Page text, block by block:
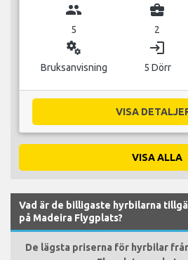
group
5
business_center
2
miscellaneous_services
Bruksanvisning
login
5 Dörr
VISA
VISA ALLA
Vad är de billigaste hyrbilarna
på Madeira Flygplats?
De lägsta priserna för hyrbilar